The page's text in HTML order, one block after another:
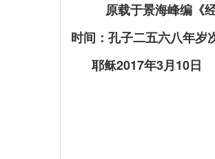
原载于景海峰编《经
时间：孔子二五六八年岁
耶稣2017年3月10日